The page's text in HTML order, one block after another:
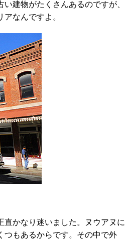
建物がたくさんあるのですが、
なんですよ。
かなり迷いました。ヌウアヌに
つもあるからです。その中で外